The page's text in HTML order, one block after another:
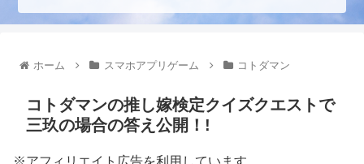
ホーム スマホアプリゲーム コトダマン
コトダマンの推し嫁検定クイズクエストで
三玖の場合の答え公開！!
※アフィリエイト広告を利用しています